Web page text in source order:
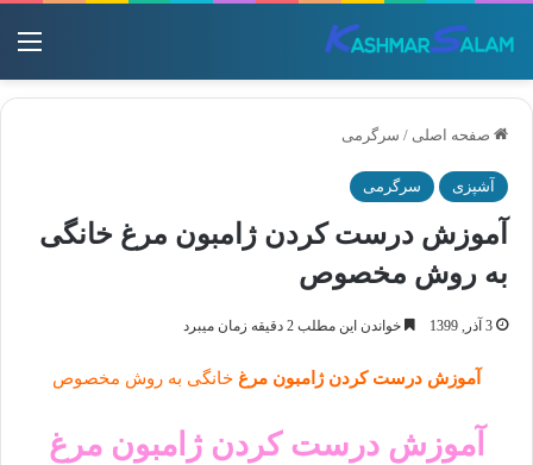
صفحه اصلی / سرگرمی
آشپزی سرگرمی
آموزش درست کردن ژامبون مرغ خانگی
به روش مخصوص
3 آذر, 1399 خواندن این مطلب 2 دقیقه زمان میبرد
آموزش درست کردن ژامبون مرغ خانگی به روش مخصوص
آموزش درست کردن ژامبون مرغ